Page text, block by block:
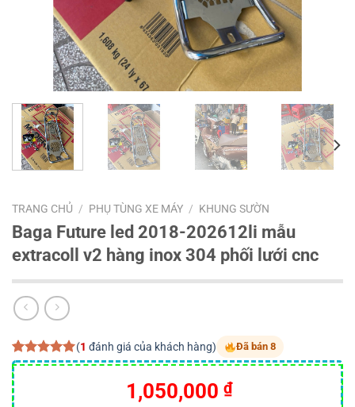
TRANG CHỦ / PHỤ TÙNG XE MÁY / KHUNG SƯỜN
Baga Future led 2018-202612li mẫu
extracoll v2 hàng inox 304 phối lưới cnc
5.00trên 5
dựa trên
1
đánh giá
(1 đánh giá của khách hàng) Đã bán 8
1,050,000 ₫